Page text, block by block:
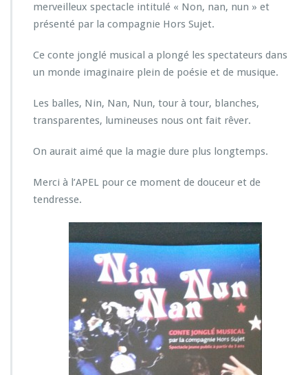
p
t
a
e
merveilleux spectacle intitulé « Non, nan, nun » et
présenté par la compagnie Hors Sujet.
Ce conte jonglé musical a plongé les spectateurs dans
un monde imaginaire plein de poésie et de musique.
Les balles, Nin, Nan, Nun, tour à tour, blanches,
transparentes, lumineuses nous ont fait rêver.
On aurait aimé que la magie dure plus longtemps.
Merci à l’APEL pour ce moment de douceur et de
tendresse.